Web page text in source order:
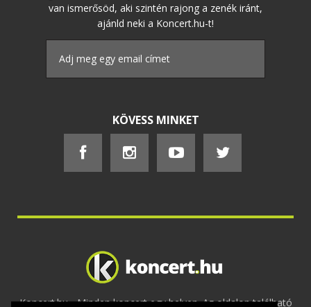
van ismerősöd, aki szintén rajong a zenék iránt,
ajánld neki a Koncert.hu-t!
KÖVESS MINKET
Koncert.hu - Minden koncert egy helyen. Az oldalon található